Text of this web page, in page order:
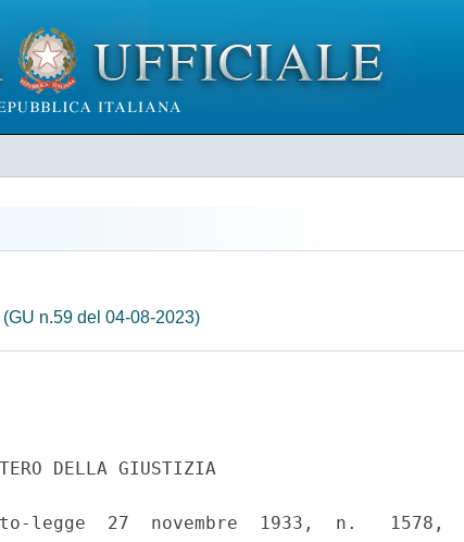
(GU n.59 del 04-08-2023)